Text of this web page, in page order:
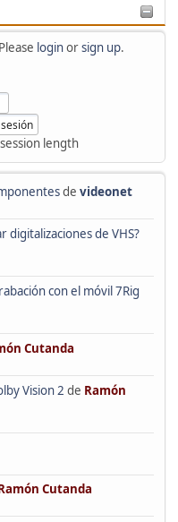
loginorsign up.
length
de videonet
de VHS?
con el móvil 7Rig
Cutanda
Vision 2 de Ramón
Cutanda